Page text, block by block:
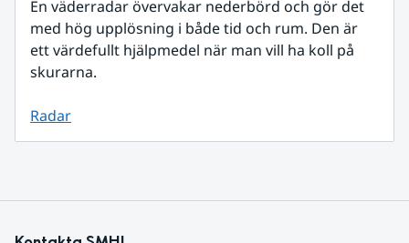
En väderradar övervakar nederbörd och gör det
med hög upplösning i både tid och rum. Den är
ett värdefullt hjälpmedel när man vill ha koll på
skurarna.
Radar